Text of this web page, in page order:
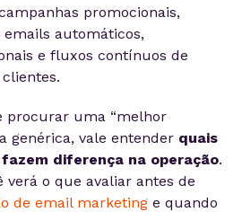
promocionais,
automáticos,
e fluxos contínuos de
procurar uma “melhor
genérica, vale entender quais
diferença na operação.
verá o que avaliar antes de
de email marketing e quando